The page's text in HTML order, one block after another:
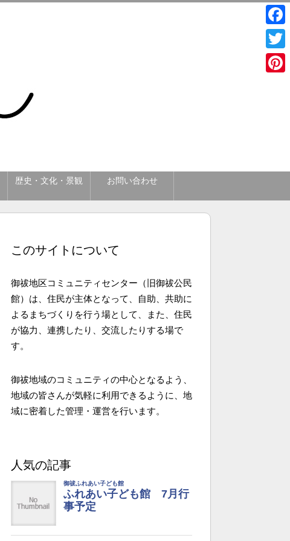
歴史・文化・景観 お問い合わせ
このサイトについて
御祓地区コミュニティセンター（旧御祓公民
館）は、住民が主体となって、自助、共助に
よるまちづくりを行う場として、また、住民
が協力、連携したり、交流したりする場で
す。
御祓地域のコミュニティの中心となるよう、
地域の皆さんが気軽に利用できるように、地
域に密着した管理・運営を行います。
人気の記事